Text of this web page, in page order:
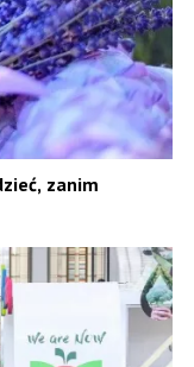
zanim